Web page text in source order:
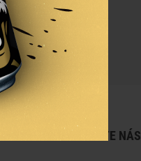
SLEDUJTE NÁS